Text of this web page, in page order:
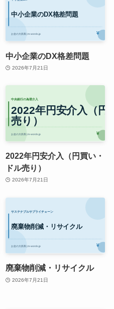
中小企業のDX格差問題
2026年7月21日
2022年円安介入（円買い・
ドル売り）
2026年7月21日
廃棄物削減・リサイクル
2026年7月21日